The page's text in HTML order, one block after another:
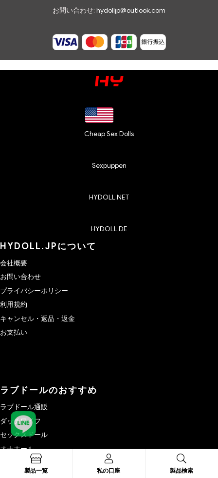
お問い合わせ: hydolljp@outlook.com
Cheap Sex Dolls
Sexpuppen
HYDOLL.NET
HYDOLL.DE
HYDOLL.JPについて
会社概要
お問い合わせ
プライバシーポリシー
利用規約
キャンセル・返品・返金
お支払い
ラブドールのおすすめ
ラブドール通販
ダッチワイフ
セックスドール
オナホール
製品一覧 私の口座 製品検索